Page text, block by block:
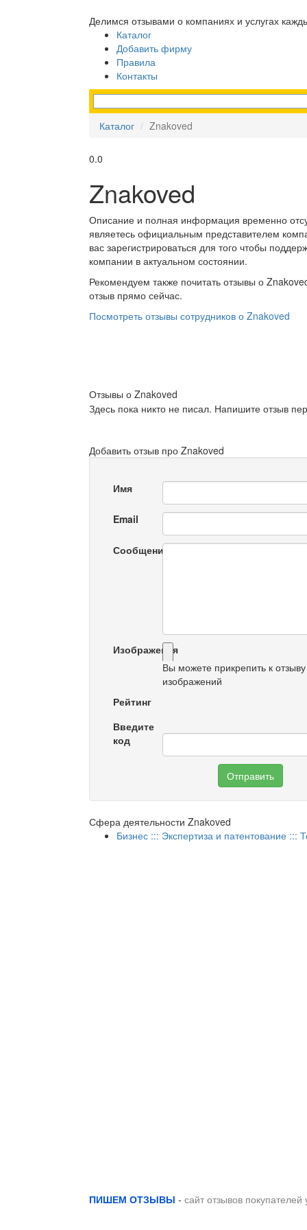
Делимся отзывами о компаниях и услугах
Каталог
Добавить фирму
Правила
Контакты
Каталог Znakoved
0.0
Znakoved
Описание и полная информация временно
являетесь официальным представителем
вас зарегистрироваться для того чтобы
компании в актуальном состоянии.
Рекомендуем также почитать отзывы о
отзыв прямо сейчас.
Посмотреть отзывы сотрудников о Znakoved
Отзывы о Znakoved
Здесь пока никто не писал. Напишите отзыв
Добавить отзыв про Znakoved
Имя
Email
Сообщение
Изображения
Вы можете прикрепить к
изображений
Рейтинг
Введите
код
Отправить
Сфера деятельности Znakoved
Бизнес ::: Экспертиза и патентование :::
ПИШЕМ ОТЗЫВЫ - сайт отзывов покупателей